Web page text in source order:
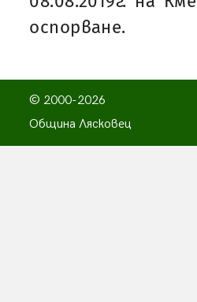
оспорване.
© 2000-2026
Община Лясковец